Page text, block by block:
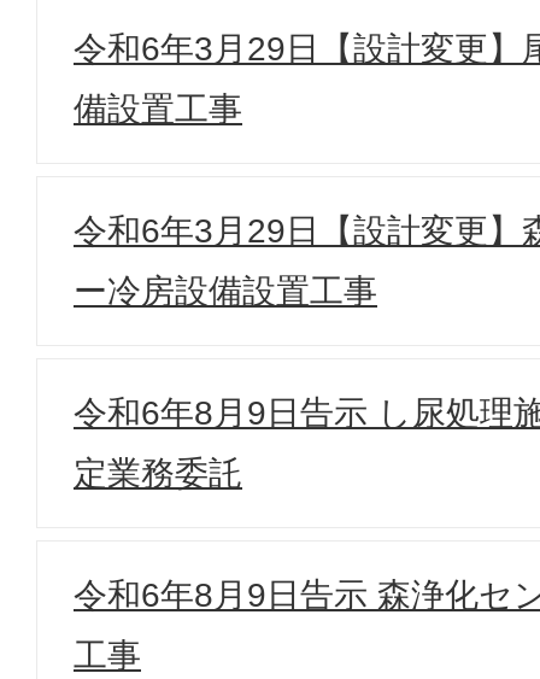
令和6年3月29日【設計変更】
備設置工事
令和6年3月29日【設計変更】
ー冷房設備設置工事
令和6年8月9日告示 し尿処理
定業務委託
令和6年8月9日告示 森浄化セ
工事